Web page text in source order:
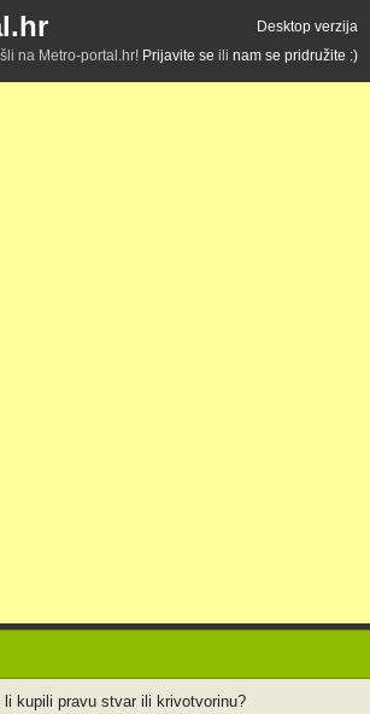
Desktop verzija
na Metro-portal.hr! Prijavite se ili nam se pridružite :)
li kupili pravu stvar ili krivotvorinu?